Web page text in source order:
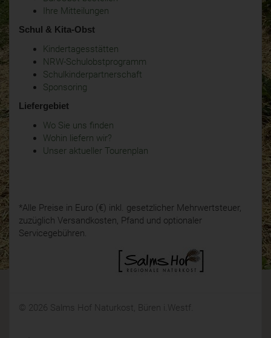
Ihre Mitteilungen
Schul & Kita-Obst
Kindertagesstätten
NRW-Schulobstprogramm
Schulkinderpartnerschaft
Sponsoring
Liefergebiet
Wo Sie uns finden
Wohin liefern wir?
Unser aktueller Tourenplan
*Alle Preise in Euro (€) inkl. gesetzlicher Mehrwertsteuer,
zuzüglich Versandkosten, Pfand und optionaler
Servicegebühren.
© 2026 Salms Hof Naturkost, Büren i.Westf.